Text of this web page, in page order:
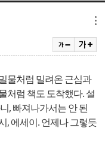
물처럼 밀려온 근심과
처럼 책도 도착했다. 설
, 빠져나가서는 안 된
, 에세이. 언제나 그렇듯